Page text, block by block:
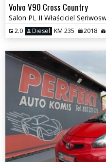
Volvo V90 Cross Country
2.0 Diesel KM 235 2018